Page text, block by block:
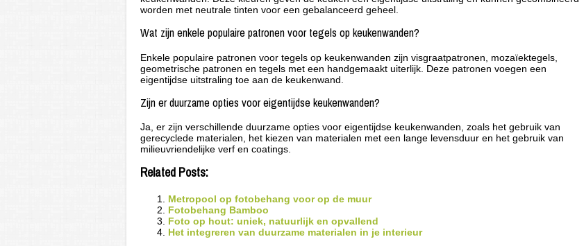
worden met neutrale tinten voor een gebalanceerd geheel.
Wat zijn enkele populaire patronen voor tegels op keukenwanden?
Enkele populaire patronen voor tegels op keukenwanden zijn visgraatpatronen, mozaïektegels,
geometrische patronen en tegels met een handgemaakt uiterlijk. Deze patronen voegen een
eigentijdse uitstraling toe aan de keukenwand.
Zijn er duurzame opties voor eigentijdse keukenwanden?
Ja, er zijn verschillende duurzame opties voor eigentijdse keukenwanden, zoals het gebruik van
gerecyclede materialen, het kiezen van materialen met een lange levensduur en het gebruik van
milieuvriendelijke verf en coatings.
Related Posts:
Metropool op fotobehang voor op de muur
Fotobehang Bamboo
Foto op hout: uniek, natuurlijk en opvallend
Het integreren van duurzame materialen in je interieur